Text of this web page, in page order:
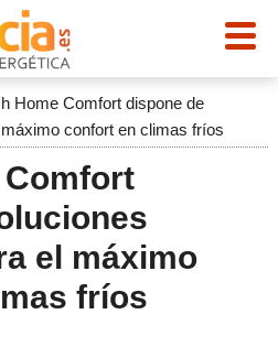
Home Comfort dispone de
confort en climas fríos
el máximo
fríos